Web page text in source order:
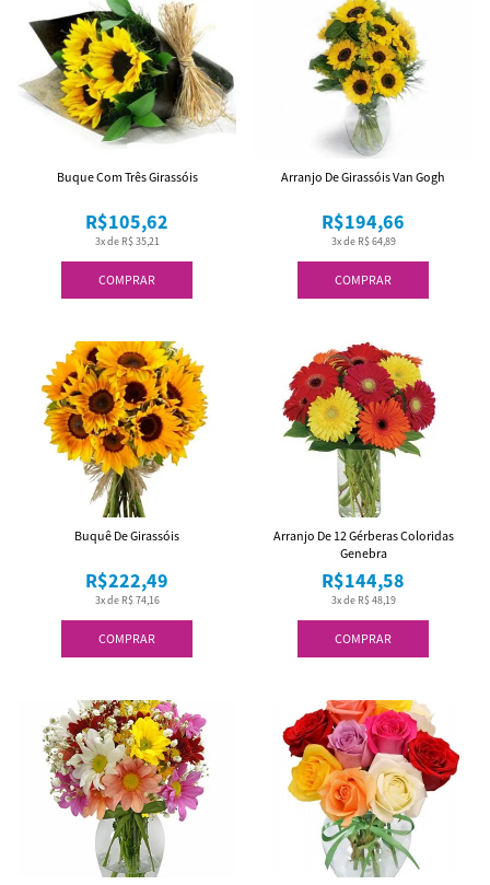
COMPRAR
3x de R$ 35,21
R$105,62
Buque Com Três Girassóis
COMPRAR
3x de R$ 64,89
R$194,66
Arranjo De Girassóis Van Gogh
COMPRAR
3x de R$ 74,16
R$222,49
Buquê De Girassóis
COMPRAR
3x de R$ 48,19
R$144,58
Arranjo De 12 Gérberas Coloridas
Genebra